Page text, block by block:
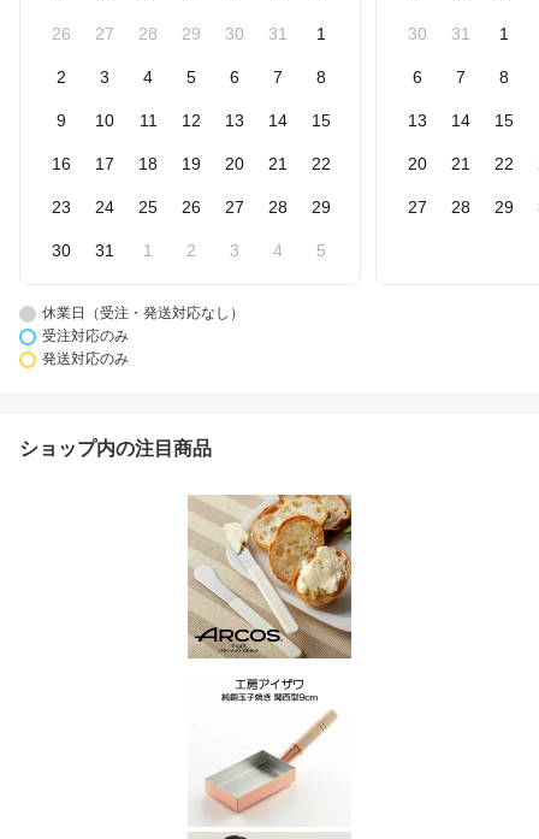
26 27 28 29 30 31 1
2 3 4 5 6 7 8
9 10 11 12 13 14 15
16 17 18 19 20 21 22
23 24 25 26 27 28 29
30 31 1 2 3 4 5
30 31 1
6 7 8
13 14 15
20 21 22
27 28 29
休業日（受注・発送対応なし）
受注対応のみ
発送対応のみ
ショップ内の注目商品